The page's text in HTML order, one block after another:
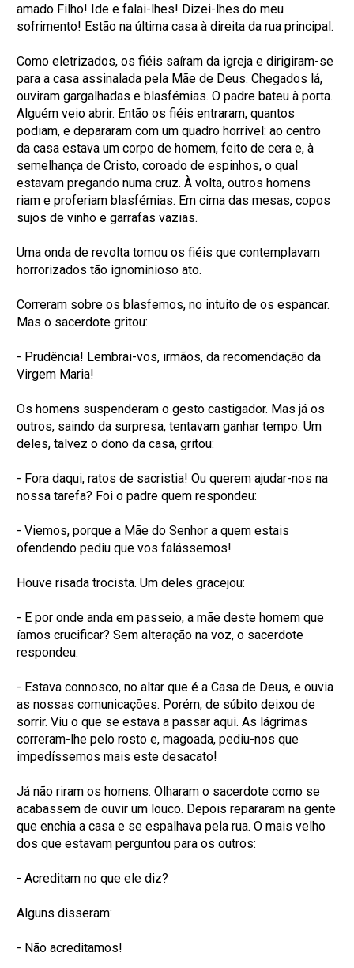
amado Filho! Ide e falai-lhes! Dizei-lhes do meu
sofrimento! Estão na última casa à direita da rua principal.
Como eletrizados, os fiéis saíram da igreja e dirigiram-se
para a casa assinalada pela Mãe de Deus. Chegados lá,
ouviram gargalhadas e blasfémias. O padre bateu à porta.
Alguém veio abrir. Então os fiéis entraram, quantos
podiam, e depararam com um quadro horrível: ao centro
da casa estava um corpo de homem, feito de cera e, à
semelhança de Cristo, coroado de espinhos, o qual
estavam pregando numa cruz. À volta, outros homens
riam e proferiam blasfémias. Em cima das mesas, copos
sujos de vinho e garrafas vazias.
Uma onda de revolta tomou os fiéis que contemplavam
horrorizados tão ignominioso ato.
Correram sobre os blasfemos, no intuito de os espancar.
Mas o sacerdote gritou:
- Prudência! Lembrai-vos, irmãos, da recomendação da
Virgem Maria!
Os homens suspenderam o gesto castigador. Mas já os
outros, saindo da surpresa, tentavam ganhar tempo. Um
deles, talvez o dono da casa, gritou:
- Fora daqui, ratos de sacristia! Ou querem ajudar-nos na
nossa tarefa? Foi o padre quem respondeu:
- Viemos, porque a Mãe do Senhor a quem estais
ofendendo pediu que vos falássemos!
Houve risada trocista. Um deles gracejou:
- E por onde anda em passeio, a mãe deste homem que
íamos crucificar? Sem alteração na voz, o sacerdote
respondeu:
- Estava connosco, no altar que é a Casa de Deus, e ouvia
as nossas comunicações. Porém, de súbito deixou de
sorrir. Viu o que se estava a passar aqui. As lágrimas
correram-lhe pelo rosto e, magoada, pediu-nos que
impedíssemos mais este desacato!
Já não riram os homens. Olharam o sacerdote como se
acabassem de ouvir um louco. Depois repararam na gente
que enchia a casa e se espalhava pela rua. O mais velho
dos que estavam perguntou para os outros:
- Acreditam no que ele diz?
Alguns disseram:
- Não acreditamos!